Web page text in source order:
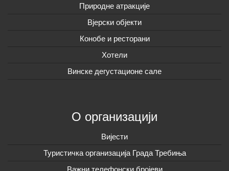
Природне атракције
Вјерски објекти
Конобе и ресторани
Хотели
Винске дегустационе сале
О организацији
Вијeсти
Туристичка организација Града Требиња
Важни телефонски бројеви